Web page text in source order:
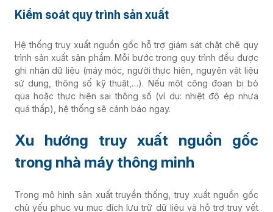
Kiểm soát quy trình sản xuất
Hệ thống truy xuất nguồn gốc hỗ trợ giám sát chặt chẽ quy
trình sản xuất sản phẩm. Mỗi bước trong quy trình đều được
ghi nhận dữ liệu (máy móc, người thực hiện, nguyên vật liệu
sử dụng, thông số kỹ thuật,…). Nếu một công đoạn bị bỏ
qua hoặc thực hiện sai thông số (ví dụ: nhiệt độ ép nhựa
quá thấp), hệ thống sẽ cảnh báo ngay.
Xu hướng truy xuất nguồn gốc
trong nhà máy thông minh
Trong mô hình sản xuất truyền thống, truy xuất nguồn gốc
chủ yếu phục vụ mục đích lưu trữ dữ liệu và hỗ trợ truy vết